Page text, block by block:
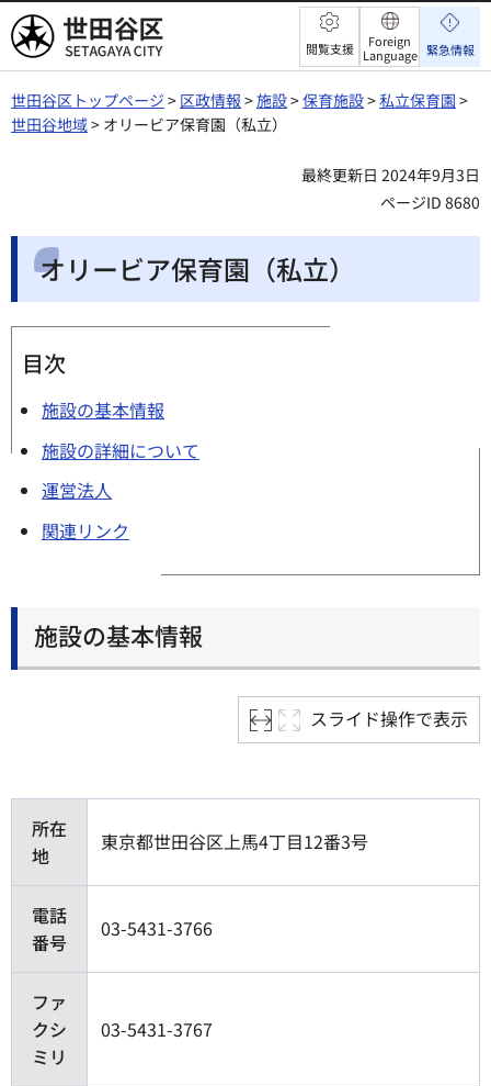
世田谷区 閲覧支援
Foreign
Language 緊急情報
世田谷区トップページ > 区政情報 >施設>保育施設>私立保育園 >
世田谷地域> オリービア保育園（私立）
最終更新日 2024年9月3日
ページID 8680
オリービア保育園（私立）
目次
施設の基本情報
施設の詳細について
運営法人
関連リンク
施設の基本情報
スライド操作で表示
所在
地
東京都世田谷区上馬4丁目12番3号
電話
番号
03-5431-3766
ファ
クシ
ミリ
03-5431-3767